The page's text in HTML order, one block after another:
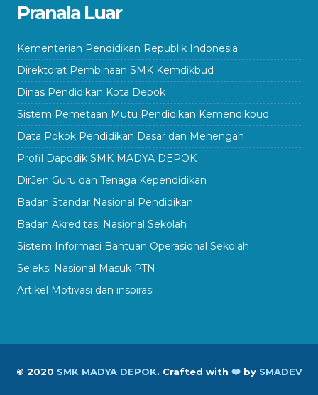
Pranala Luar
Kementerian Pendidikan Republik Indonesia
Direktorat Pembinaan SMK Kemdikbud
Dinas Pendidikan Kota Depok
Sistem Pemetaan Mutu Pendidikan Kemendikbud
Data Pokok Pendidikan Dasar dan Menengah
Profil Dapodik SMK MADYA DEPOK
DirJen Guru dan Tenaga Kependidikan
Badan Standar Nasional Pendidikan
Badan Akreditasi Nasional Sekolah
Sistem Informasi Bantuan Operasional Sekolah
Seleksi Nasional Masuk PTN
Artikel Motivasi dan inspirasi
© 2020 SMK MADYA DEPOK. Crafted with ❤️by SMADEV